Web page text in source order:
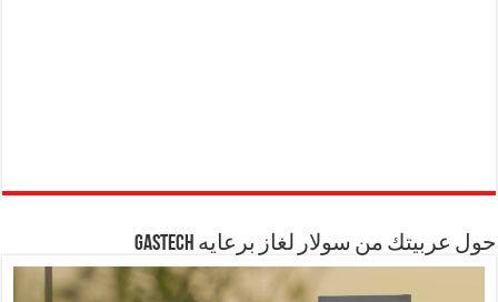
حول عربيتك من سولار لغاز برعايه GASTECH